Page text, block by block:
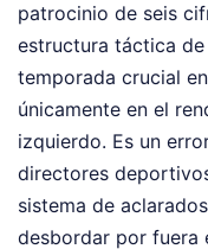
patrocinio de seis
estructura táctica
temporada crucial
únicamente en el
izquierdo. Es un
directores
sistema de
desbordar por fuera